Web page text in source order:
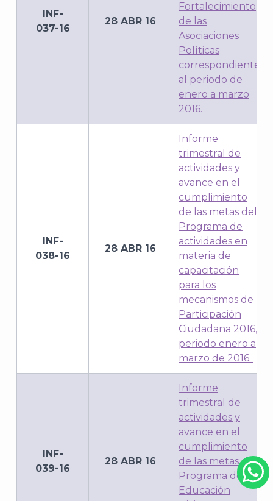
INF-
037-16
28 ABR 16
Fortalecimiento
de las
Asociaciones
Políticas
correspondiente
al periodo de
enero a marzo
2016.
INF-
038-16
28 ABR 16
Informe
trimestral de
actividades y
avance en el
cumplimiento
de las metas del
Programa de
actividades en
materia de
capacitación
para los
mecanismos de
Participación
Ciudadana 2016,
periodo enero a
marzo de 2016.
INF-
039-16
28 ABR 16
Informe
trimestral de
actividades y
avance en el
cumplimiento
de las metas del
Programa de
Educación